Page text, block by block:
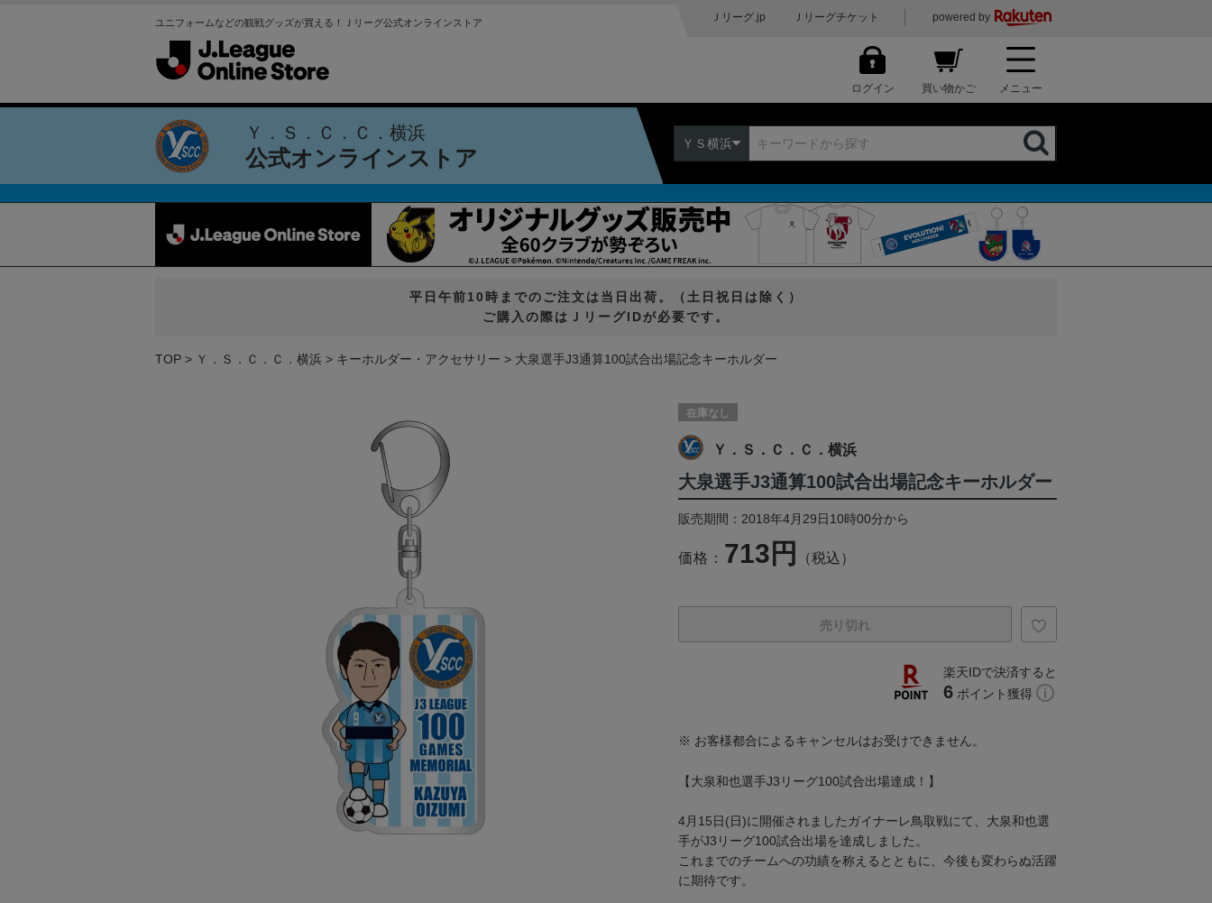
ユニフォームなどの観戦グッズが買える！Ｊリーグ公式オンラインストア Ｊリーグ.jp Ｊリーグチケット powered by
ログイン 買い物かご メニュー
Ｙ．Ｓ．Ｃ．Ｃ．横浜
公式オンラインストア
ＹＳ横浜
平日午前10時までのご注文は当日出荷。（土日祝日は除く）
ご購入の際はＪリーグIDが必要です。
TOP Ｙ．Ｓ．Ｃ．Ｃ．横浜 キーホルダー・アクセサリー 大泉選手J3通算100試合出場記念キーホルダー
在庫なし
Ｙ．Ｓ．Ｃ．Ｃ．横浜
大泉選手J3通算100試合出場記念キーホルダー
販売期間：2018年4月29日10時00分から
価格： 713円 （税込）
売り切れ
楽天IDで決済すると
6 ポイント獲得
※ お客様都合によるキャンセルはお受けできません。
【大泉和也選手J3リーグ100試合出場達成！】
4月15日(日)に開催されましたガイナーレ鳥取戦にて、大泉和也選
手がJ3リーグ100試合出場を達成しました。
これまでのチームへの功績を称えるとともに、今後も変わらぬ活躍
に期待です。